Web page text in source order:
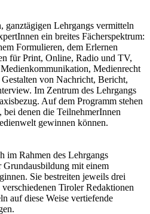
ganztägigen Lehrgangs vermitteln
ein breites Fächerspektrum:
Formulieren, dem Erlernen
für Print, Online, Radio und TV,
Medienrecht
von Nachricht, Bericht,
Im Zentrum des Lehrgangs
Auf dem Programm stehen
bei denen die TeilnehmerInnen
gewinnen können.
im Rahmen des Lehrgangs
mit einem
Sie bestreiten jeweils drei
Tiroler Redaktionen
auf diese Weise vertiefende